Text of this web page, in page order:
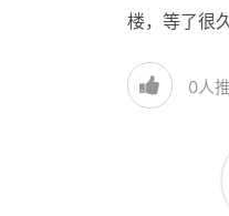
楼，等了很
0人